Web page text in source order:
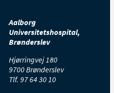
Aalborg
Universitetshospital,
Brønderslev
Hjørringvej 180
9700 Brønderslev
Tlf. 97 64 30 10